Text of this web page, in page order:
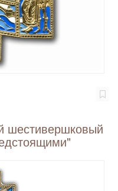
шестивершковый